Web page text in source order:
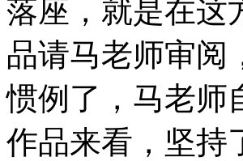
落座，就是在这
品请马老师审阅
惯例了，马老师
作品来看，坚持